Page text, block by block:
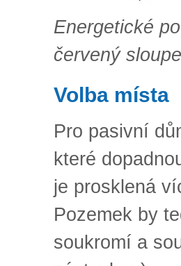
Energetické
červený
Volba místa
Pro pasivní
které
je prosklená
Pozemek by
soukromí a